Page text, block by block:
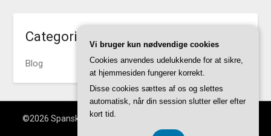
Categories
Blog
©2026 Spansk-vandhund.dk
WordPress Themes
Vi bruger kun nødvendige cookies
Cookies anvendes udelukkende for at sikre,
at hjemmesiden fungerer korrekt.
Disse cookies sættes af os og slettes
automatisk, når din session slutter eller efter
kort tid.